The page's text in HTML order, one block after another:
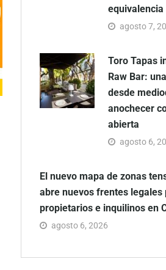
equivalencia
agosto 7,
Toro Tapas
Raw Bar:
desde
anochecer
abierta
agosto 6,
El nuevo mapa de zonas
abre nuevos frentes legales
propietarios e inquilinos en
agosto 6, 2026